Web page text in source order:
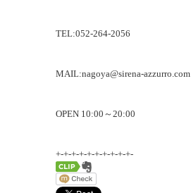
TEL:052-264-2056
MAIL:nagoya@sirena-azzurro.com
OPEN 10:00 ～ 20:00
+-+-+-+-+-+-+-+-+-+-